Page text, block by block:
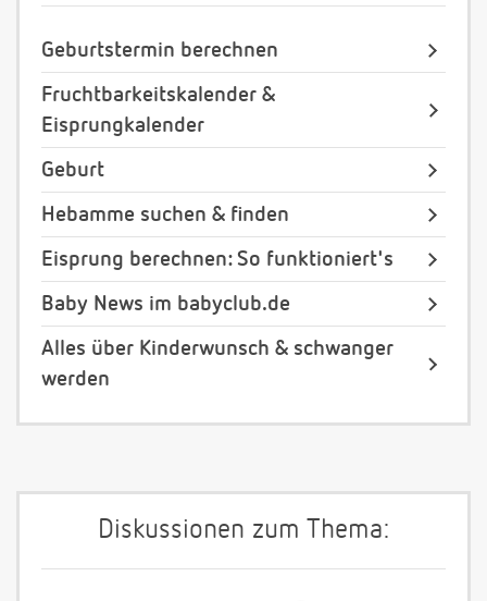
Geburtstermin berechnen
Fruchtbarkeitskalender &
Eisprungkalender
Geburt
Hebamme suchen & finden
Eisprung berechnen: So funktioniert's
Baby News im babyclub.de
Alles über Kinderwunsch & schwanger
werden
Diskussionen zum Thema: